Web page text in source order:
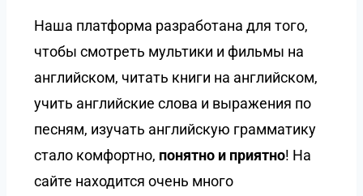
Наша платформа разработана для того,
чтобы смотреть мультики и фильмы на
английском, читать книги на английском,
учить английские слова и выражения по
песням, изучать английскую грамматику
стало комфортно, понятно и приятно! На
сайте находится очень много